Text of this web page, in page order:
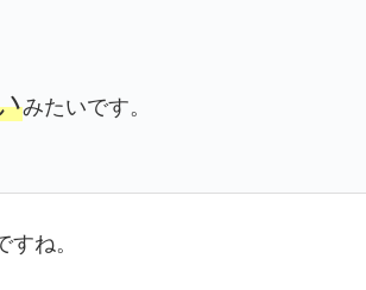
みたいです。
ね。